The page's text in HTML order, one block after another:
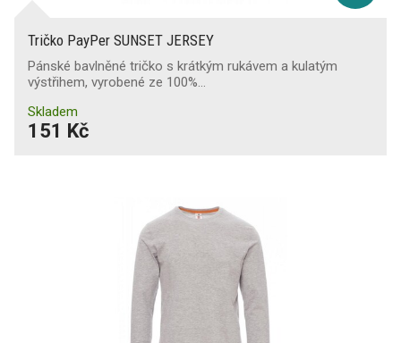
Tričko PayPer SUNSET JERSEY
Pánské bavlněné tričko s krátkým rukávem a kulatým
výstřihem, vyrobené ze 100%…
Skladem
151 Kč